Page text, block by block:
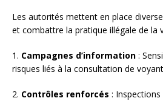
Les autorités mettent en place
et combattre la pratique illégale de la
1. Campagnes d’information :
risques liés à la consultation de
2. Contrôles renforcés :